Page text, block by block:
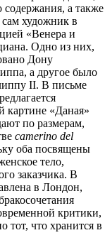
содержания, а также
художник в
«Венера и
Одно из них,
Дону
а другое было
II. В письме
картине «Даная»
по размерам,
camerino del
оба посвящены
тело,
заказчика. В
в Лондон,
критики,
что хранится в